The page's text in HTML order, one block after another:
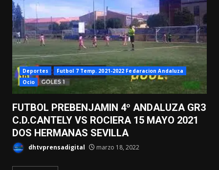
Deportes
Futbol 7 Temp. 2021-2022 Fedaracion Andaluza
Ocio
FUTBOL PREBENJAMIN 4º ANDALUZA GR3
C.D.CANTELY VS ROCIERA 15 MAYO 2021
DOS HERMANAS SEVILLA
dhtvprensadigital marzo 18, 2022